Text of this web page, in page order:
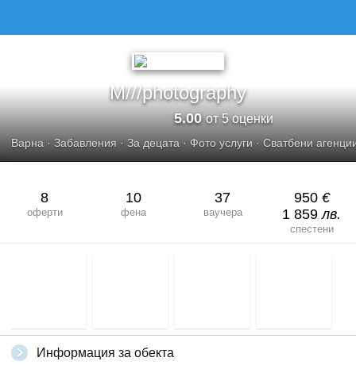
M///photography
5.00от 5 оценки
Варна · Забавления · За децата · Фото услуги · Сватбени
8
оферти
10
фена
37
ваучера
950 €
1 859лв.
спестени
Информация за обекта